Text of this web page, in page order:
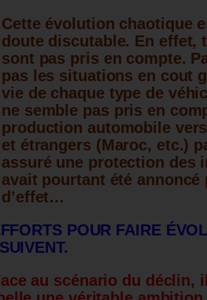
Cette évolution chaotique
doute discutable. En effet,
sont pas pris en compte.
pas les situations en cout
vie de chaque type de
ne semble pas pris en
production automobile
et étrangers (Maroc, etc.)
assuré une protection des
avait pourtant été annoncé
d’effet…
POUR FAIRE
au scénario du déclin,